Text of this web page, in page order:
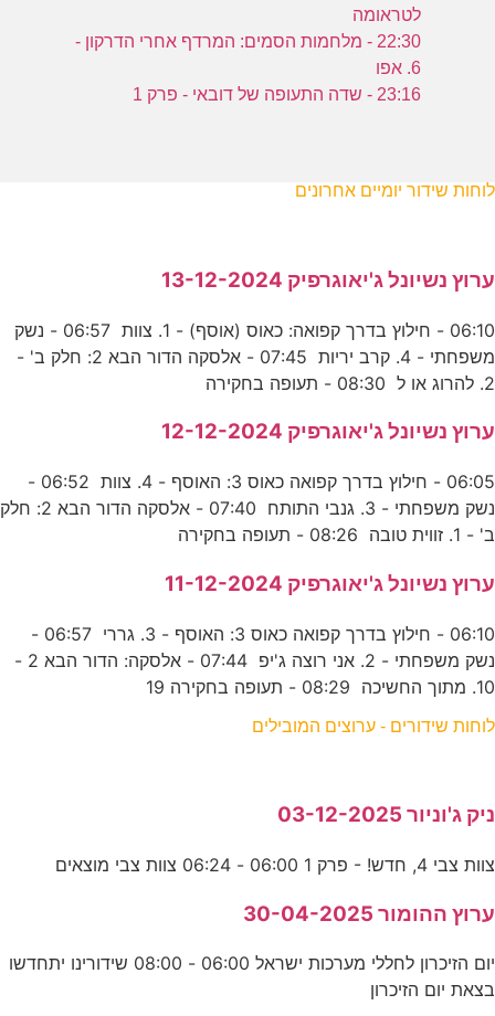
לטראומה
22:30 - מלחמות הסמים: המרדף אחרי הדרקון -
6. אפו
23:16 - שדה התעופה של דובאי - פרק 1
לוחות שידור יומיים אחרונים
ערוץ נשיונל ג'יאוגרפיק 13-12-2024
06:10 - חילוץ בדרך קפואה: כאוס (אוסף) - 1. צוות 06:57 - נשק
משפחתי - 4. קרב יריות 07:45 - אלסקה הדור הבא 2: חלק ב' -
2. להרוג או ל 08:30 - תעופה בחקירה
ערוץ נשיונל ג'יאוגרפיק 12-12-2024
06:05 - חילוץ בדרך קפואה כאוס 3: האוסף - 4. צוות 06:52 -
נשק משפחתי - 3. גנבי התותח 07:40 - אלסקה הדור הבא 2: חלק
ב' - 1. זווית טובה 08:26 - תעופה בחקירה
ערוץ נשיונל ג'יאוגרפיק 11-12-2024
06:10 - חילוץ בדרך קפואה כאוס 3: האוסף - 3. גררי 06:57 -
נשק משפחתי - 2. אני רוצה ג'יפ 07:44 - אלסקה: הדור הבא 2 -
10. מתוך החשיכה 08:29 - תעופה בחקירה 19
לוחות שידורים - ערוצים המובילים
ניק ג'וניור 03-12-2025
צוות צבי 4, חדש! - פרק 1 06:00 - 06:24 צוות צבי מוצאים
ערוץ ההומור 30-04-2025
יום הזיכרון לחללי מערכות ישראל 06:00 - 08:00 שידורינו יתחדשו
בצאת יום הזיכרון